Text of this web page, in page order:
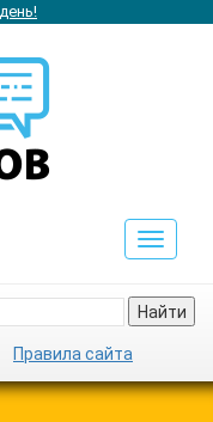
Toggle
Найти
Правила сайта